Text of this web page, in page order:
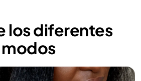
los diferentes
modos